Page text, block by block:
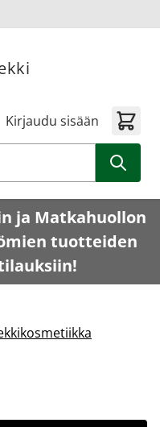
Kirjaudu sisään
ja Matkahuollon
tuotteiden